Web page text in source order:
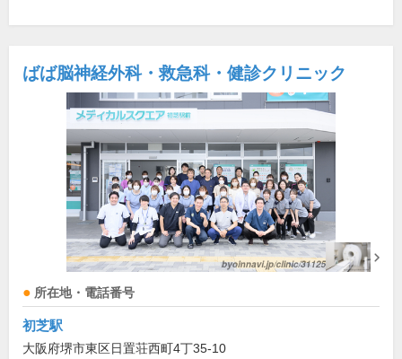
ばば脳神経外科・救急科・健診クリニック
所在地・電話番号
初芝駅
大阪府堺市東区日置荘西町4丁35-10